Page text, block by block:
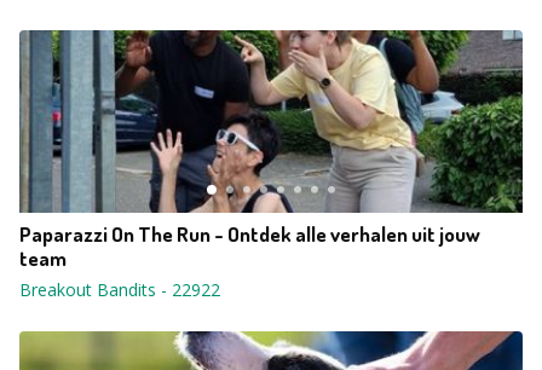
Paparazzi On The Run - Ontdek alle verhalen uit jouw
team
Breakout Bandits - 22922